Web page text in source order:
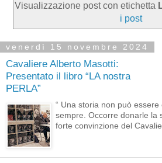
Visualizzazione post con etichetta
i post
venerdì 15 novembre 2024
Cavaliere Alberto Masotti:
Presentato il libro “LA nostra
PERLA”
“ Una storia non può
sempre. Occorre donarle la
forte convinzione del